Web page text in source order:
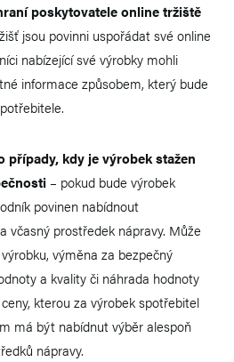
poskytovatele online tržiště
jsou povinni uspořádat své online
nabízející své výrobky mohli
informace způsobem, který bude
případy, kdy je výrobek stažen
– pokud bude výrobek
povinen nabídnout
včasný prostředek nápravy. Může
výměna za bezpečný
a kvality či náhrada hodnoty
kterou za výrobek spotřebitel
má být nabídnut výběr alespoň
nápravy.